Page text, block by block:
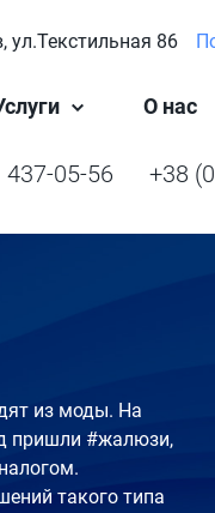
ул.Текстильная 86
О нас
+38
05-56
из моды. На
пришли #жалюзи,
такого типа